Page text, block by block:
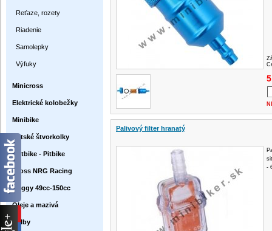
Reťaze, rozety
Riadenie
Samolepky
Výfuky
Minicross
Elektrické kolobežky
Minibike
Detské štvorkolky
Dirtbike - Pitbike
Cross NRG Racing
Buggy 49cc-150cc
Oleje a mazivá
Prilby
Palivový filter hranatý
-